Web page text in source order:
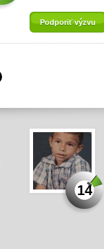
Podporiť výzvu
14